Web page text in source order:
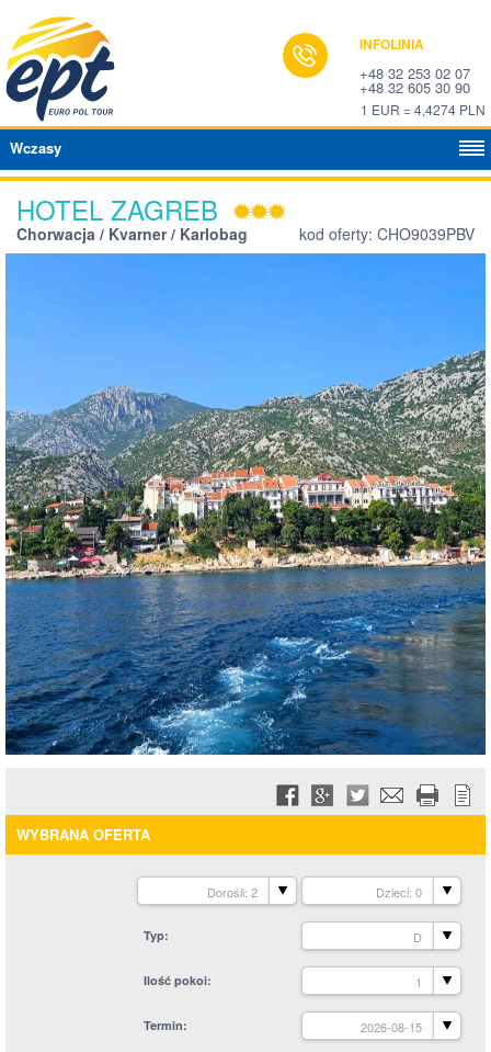
INFOLINIA
+48 32 253 02 07
+48 32 605 30 90
1 EUR = 4,4274 PLN
Wczasy
HOTEL ZAGREB
Chorwacja / Kvarner / Karlobag kod oferty: CHO9039PBV
WYBRANA OFERTA
Dorośli: 2 Dzieci: 0
Typ D
Ilość pokoi 1
Termin 2026-08-15